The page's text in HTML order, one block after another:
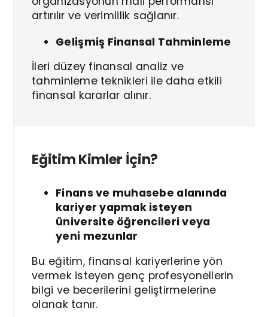
artırılır ve verimlilik sağlanır.
Gelişmiş Finansal Tahminleme
İleri düzey finansal analiz ve
tahminleme teknikleri ile daha etkili
finansal kararlar alınır.
Eğitim Kimler İçin?
Finans ve muhasebe alanında
kariyer yapmak isteyen
üniversite öğrencileri veya
yeni mezunlar
Bu eğitim, finansal kariyerlerine yön
vermek isteyen genç profesyonellerin
bilgi ve becerilerini geliştirmelerine
olanak tanır.